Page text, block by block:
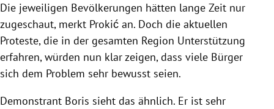
Die jeweiligen Bevölkerungen hätten lange Zeit nur
zugeschaut, merkt Prokić an. Doch die aktuellen
Proteste, die in der gesamten Region Unterstützung
erfahren, würden nun klar zeigen, dass viele Bürger
sich dem Problem sehr bewusst seien.
Demonstrant Boris sieht das ähnlich. Er ist sehr